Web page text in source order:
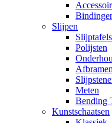
Slijpen
Slijptafels
Polijsten
Afbramen
Meten
Bending
Kunstschaatsen